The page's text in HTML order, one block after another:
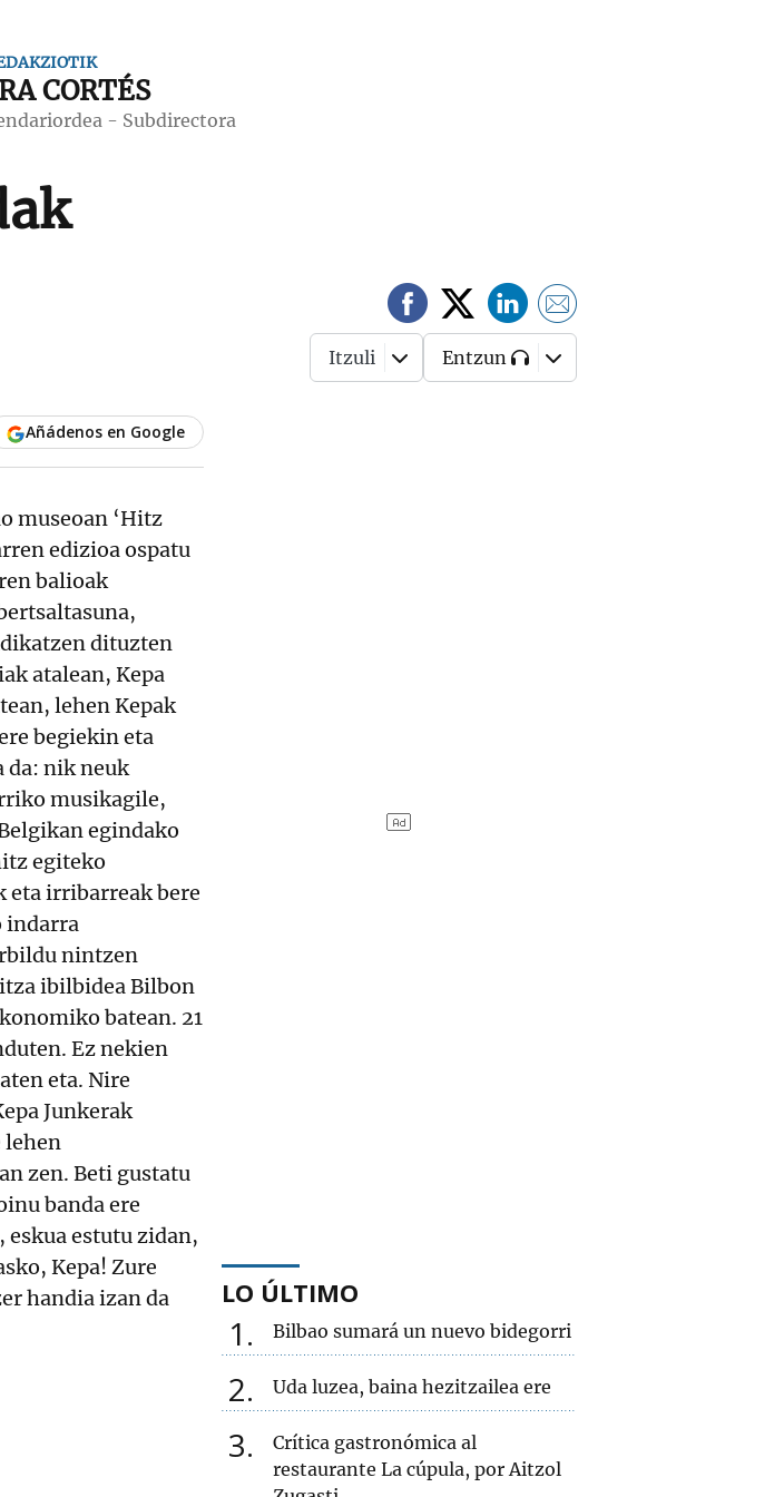
CORTÉS
- Subdirectora
Itzuli Entzun
Añádenos en Google
museoan ‘Hitz
edizioa ospatu
balioak
dituzten
atalean, Kepa
lehen Kepak
begiekin eta
da: nik neuk
musikagile,
egindako
egiteko
eta irribarreak bere
indarra
nintzen
ibilbidea Bilbon
batean. 21
Ez nekien
eta. Nire
Junkerak
lehen
zen. Beti gustatu
banda ere
estutu zidan,
Kepa! Zure
handia izan da
LO ÚLTIMO
1 Bilbao sumará un nuevo bidegorri
2 Uda luzea, baina hezitzailea ere
3
Crítica gastronómica al
restaurante La cúpula, por Aitzol